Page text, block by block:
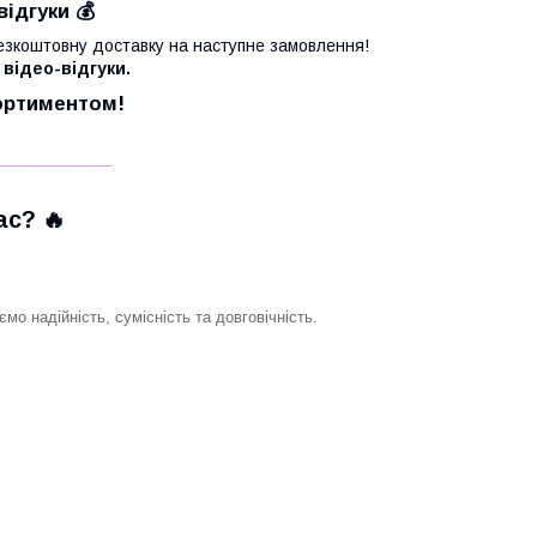
💰
доставку на наступне замовлення!
відгуки.
🔥
надійність, сумісність та довговічність.